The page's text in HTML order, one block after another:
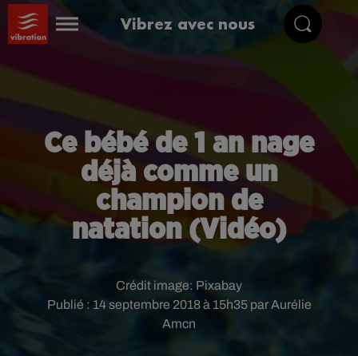
Vibrez avec nous
Ce bébé de 1 an nage
déjà comme un
champion de
natation (Vidéo)
Publié : 14 septembre 2018 à 15h35 par Aurélie
Amcn
Crédit image: Pixabay